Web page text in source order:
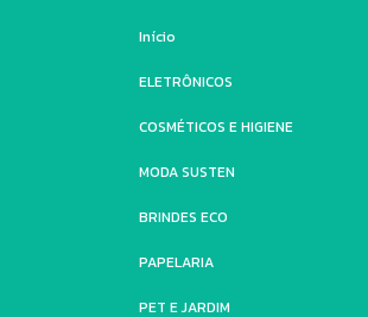
Início
ELETRÔNICOS
COSMÉTICOS E HIGIENE
MODA SUSTEN
BRINDES ECO
PAPELARIA
PET E JARDIM